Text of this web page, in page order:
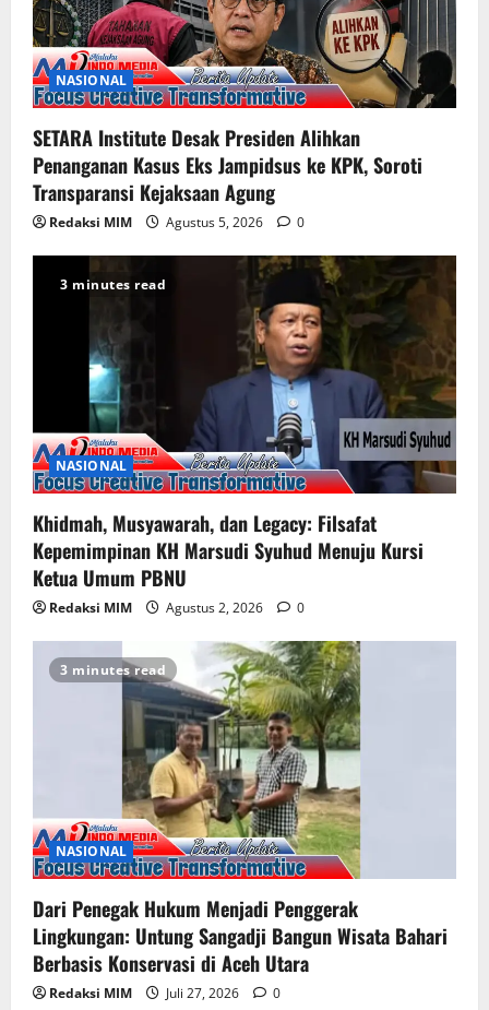
NASIONAL
SETARA Institute Desak Presiden Alihkan
Penanganan Kasus Eks Jampidsus ke KPK, Soroti
Transparansi Kejaksaan Agung
Redaksi MIM Agustus 5, 2026 0
3 minutes read
NASIONAL
Khidmah, Musyawarah, dan Legacy: Filsafat
Kepemimpinan KH Marsudi Syuhud Menuju Kursi
Ketua Umum PBNU
Redaksi MIM Agustus 2, 2026 0
3 minutes read
NASIONAL
Dari Penegak Hukum Menjadi Penggerak
Lingkungan: Untung Sangadji Bangun Wisata Bahari
Berbasis Konservasi di Aceh Utara
Redaksi MIM Juli 27, 2026 0